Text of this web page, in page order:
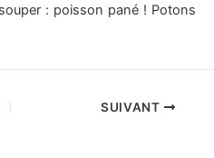
: poisson pané ! Potons
SUIVANT